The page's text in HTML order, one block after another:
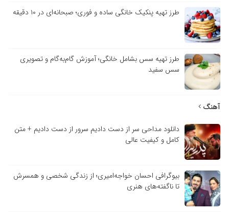
طرز تهیه پنکیک خانگی ساده و فوری؛ صبحانه‌ای در ۱۰ دقیقه
طرز تهیه سس بشامل خانگی؛ آموزش گام‌به‌گام و تصویری
سس سفید
آهنگ
دانلود مداحی سر از دست دادیم سرور از دست دادیم + متن
کامل و کیفیت عالی
بیوگرافی احسان خواجه‌امیری؛ از زندگی شخصی و همسرش
تا ناگفته‌های هنری